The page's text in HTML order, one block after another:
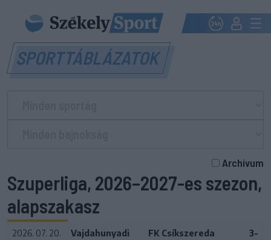
SPORTTÁBLÁZATOK
Archívum
Szuperliga, 2026–2027-es szezon,
alapszakasz
2026. 07. 20.
Vajdahunyadi
FK Csíkszereda
3-